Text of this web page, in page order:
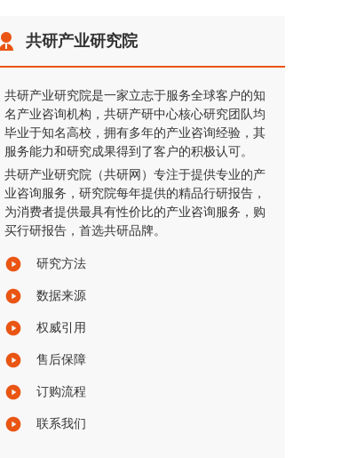
共研产业研究院
共研产业研究院是一家立志于服务全球客户的知
名产业咨询机构，共研产研中心核心研究团队均
毕业于知名高校，拥有多年的产业咨询经验，其
服务能力和研究成果得到了客户的积极认可。
共研产业研究院（共研网）专注于提供专业的产
业咨询服务，研究院每年提供的精品行研报告，
为消费者提供最具有性价比的产业咨询服务，购
买行研报告，首选共研品牌。
研究方法
数据来源
权威引用
售后保障
订购流程
联系我们